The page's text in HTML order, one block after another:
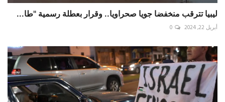
ليبيا تترقب منخفضا جويا صحراويا.. وقرار بعطلة رسمية "طا...
أبريل 22, 2024 0